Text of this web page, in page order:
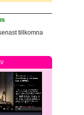
tillkomna